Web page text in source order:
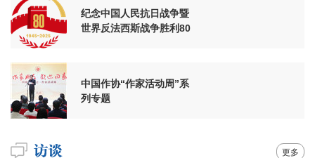
纪念中国人民抗日战争暨
世界反法西斯战争胜利80
中国作协“作家活动周”系
列专题
更多